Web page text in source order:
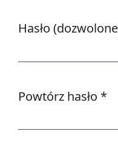
Hasło
Powtórz hasło *